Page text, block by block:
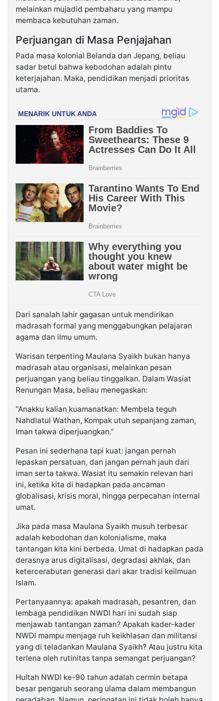
melainkan mujadid pembaharu yang mampu
membaca kebutuhan zaman.
Perjuangan di Masa Penjajahan
Pada masa kolonial Belanda dan Jepang, beliau
sadar betul bahwa kebodohan adalah pintu
keterjajahan. Maka, pendidikan menjadi prioritas
utama.
Dari sanalah lahir gagasan untuk mendirikan
madrasah formal yang menggabungkan pelajaran
agama dan ilmu umum.
Warisan terpenting Maulana Syaikh bukan hanya
madrasah atau organisasi, melainkan pesan
perjuangan yang beliau tinggalkan. Dalam Wasiat
Renungan Masa, beliau menegaskan:
“Anakku kalian kuamanatkan: Membela teguh
Nahdlatul Wathan, Kompak utuh sepanjang zaman,
Iman takwa diperjuangkan.”
Pesan ini sederhana tapi kuat: jangan pernah
lepaskan persatuan, dan jangan pernah jauh dari
iman serta takwa. Wasiat itu semakin relevan hari
ini, ketika kita di hadapkan pada ancaman
globalisasi, krisis moral, hingga perpecahan internal
umat.
Jika pada masa Maulana Syaikh musuh terbesar
adalah kebodohan dan kolonialisme, maka
tantangan kita kini berbeda. Umat di hadapkan pada
derasnya arus digitalisasi, degradasi akhlak, dan
ketercerabutan generasi dari akar tradisi keilmuan
Islam.
Pertanyaannya: apakah madrasah, pesantren, dan
lembaga pendidikan NWDI hari ini sudah siap
menjawab tantangan zaman? Apakah kader-kader
NWDI mampu menjaga ruh keikhlasan dan militansi
yang di teladankan Maulana Syaikh? Atau justru kita
terlena oleh rutinitas tanpa semangat perjuangan?
Hultah NWDI ke-90 tahun adalah cermin betapa
besar pengaruh seorang ulama dalam membangun